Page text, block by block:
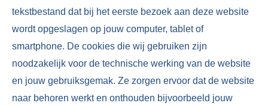
tekstbestand dat bij het eerste bezoek aan deze website
wordt opgeslagen op jouw computer, tablet of
smartphone. De cookies die wij gebruiken zijn
noodzakelijk voor de technische werking van de website
en jouw gebruiksgemak. Ze zorgen ervoor dat de website
naar behoren werkt en onthouden bijvoorbeeld jouw